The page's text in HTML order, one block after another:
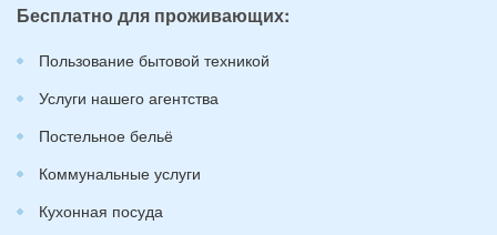
Бесплатно для проживающих:
Пользование бытовой техникой
Услуги нашего агентства
Постельное бельё
Коммунальные услуги
Кухонная посуда